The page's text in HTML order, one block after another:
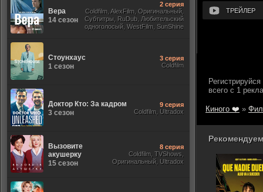
ТРЕЙЛЕР
Киного ❤️ »
Вера
14 сезон
2 серия
Coldfilm, AlexFilm, Оригинальный,
Субтитры, RuDub, Любительский
одноголосый, WestFilm, SunShine
Стоунхаус
1 сезон
3 серия
Coldfilm
Доктор Кто: За кадром
3 сезон
9 серия
Coldfilm, Ultradox
Вызовите
акушерку
15 сезон
8 серия
Coldfilm, TVShows,
Оригинальный, Ultradox